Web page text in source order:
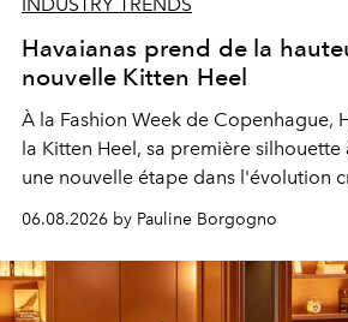
Havaianas prend de la
nouvelle Kitten Heel
À la Fashion Week de Copenhague,
la Kitten Heel, sa première
une nouvelle étape dans l'évolution
06.08.2026 by Pauline Borgogno